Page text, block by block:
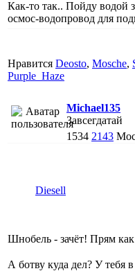
Как-то так.. Пойду водой
осмос-водопровод для
Нравится Deosto, Mosche,
Purple_Haze
Michael135
Завсегдатай
1534 2143
Diesell
Шнобель - зачёт! Прям
А ботву куда дел? У тебя